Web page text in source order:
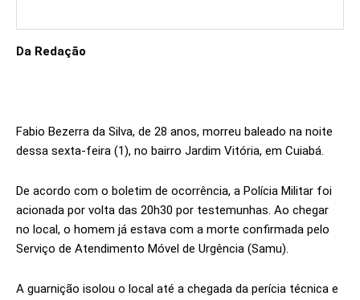
Da Redação
Fabio Bezerra da Silva, de 28 anos, morreu baleado na noite
dessa sexta-feira (1), no bairro Jardim Vitória, em Cuiabá.
De acordo com o boletim de ocorrência, a Polícia Militar foi
acionada por volta das 20h30 por testemunhas. Ao chegar
no local, o homem já estava com a morte confirmada pelo
Serviço de Atendimento Móvel de Urgência (Samu).
A guarnição isolou o local até a chegada da perícia técnica e